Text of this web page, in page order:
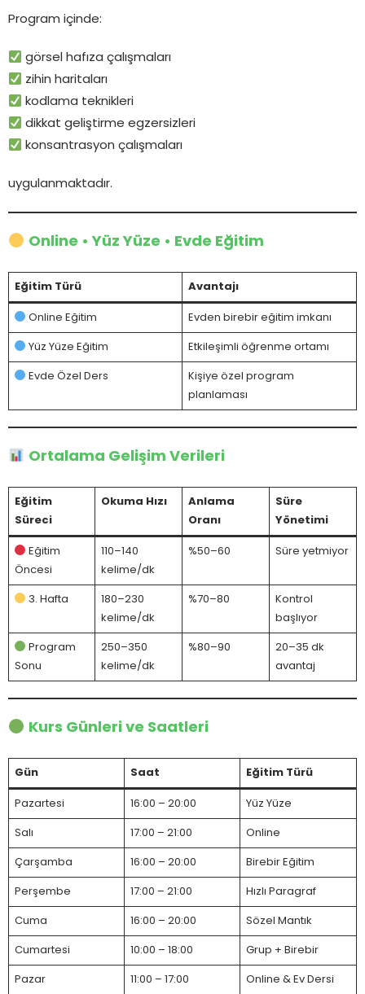
Program içinde:
görsel hafıza çalışmaları
zihin haritaları
kodlama teknikleri
dikkat geliştirme egzersizleri
konsantrasyon çalışmaları
uygulanmaktadır.
Online • Yüz Yüze • Evde Eğitim
Eğitim Türü Avantajı
Online Eğitim Evden birebir eğitim imkanı
Yüz Yüze Eğitim Etkileşimli öğrenme ortamı
Evde Özel Ders
Kişiye özel program
planlaması
Ortalama Gelişim Verileri
Eğitim
Süreci
Okuma Hızı
Anlama
Oranı
Süre
Yönetimi
Eğitim
Öncesi
110–140
kelime/dk
%50–60 Süre yetmiyor
3. Hafta
180–230
kelime/dk
%70–80
Kontrol
başlıyor
Program
Sonu
250–350
kelime/dk
%80–90
20–35 dk
avantaj
Kurs Günleri ve Saatleri
Gün Saat Eğitim Türü
Pazartesi 16:00 – 20:00 Yüz Yüze
Salı 17:00 – 21:00 Online
Çarşamba 16:00 – 20:00 Birebir Eğitim
Perşembe 17:00 – 21:00 Hızlı Paragraf
Cuma 16:00 – 20:00 Sözel Mantık
Cumartesi 10:00 – 18:00 Grup + Birebir
Pazar 11:00 – 17:00 Online & Ev Dersi